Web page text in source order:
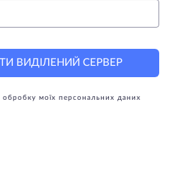
ВИДІЛЕНИЙ СЕРВЕР
обробку моїх персональних даних